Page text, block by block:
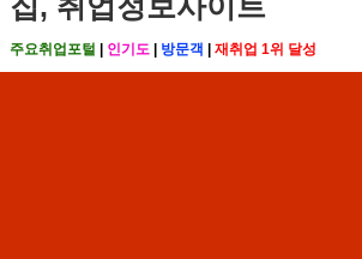
주요취업포털 인기도 방문객 재취업 1위 달성